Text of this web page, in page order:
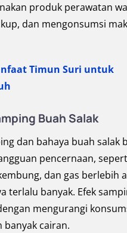
produk perawatan
dan mengonsumsi
Timun Suri untuk
Buah Salak
dan bahaya buah salak
pencernaan,
dan gas berlebih
terlalu banyak. Efek
mengurangi
cairan.